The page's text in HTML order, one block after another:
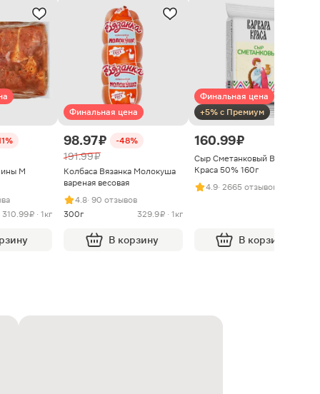
М
310.99 ₽ · 1кг
Финальная цена
98.97 ₽ -48%
191.99 ₽
Колбаса Вязанка Молокуша
вареная весовая
4.8· 90 отзывов
300г
329.9 ₽ · 1кг
В корзину
Финальная цена
+5% с Премиум
160.99 ₽
Сыр Сметанковый Варвара
Краса 50% 160г
4.9· 2665 отзывов
В корзину